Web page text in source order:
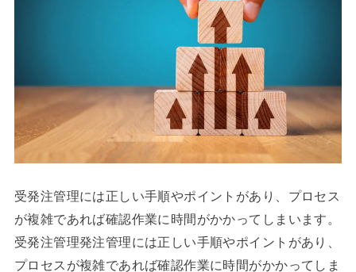
受発注管理には正しい手順やポイントがあり、プロセス
が複雑であれば確認作業に時間がかかってしまいます。
受発注管理発注管理には正しい手順やポイントがあり、
プロセスが複雑であれば確認作業に時間がかかってしま